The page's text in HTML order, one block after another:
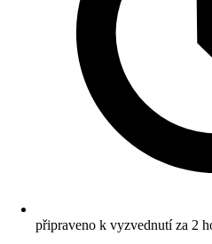
připraveno k vyzvednutí za 2